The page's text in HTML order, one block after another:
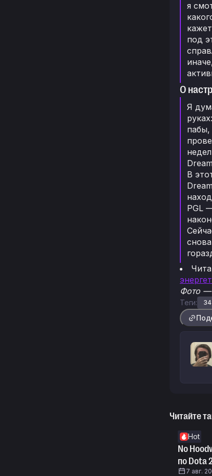
я
под
О
Я
В
PGL
Фото —
Теги:
Читайте
Hot
No
по Dota
7 авг.